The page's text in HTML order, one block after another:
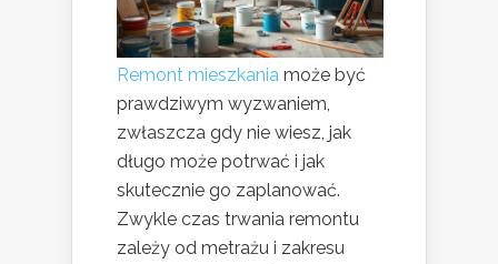
Remont mieszkania może być
prawdziwym wyzwaniem,
zwłaszcza gdy nie wiesz, jak
długo może potrwać i jak
skutecznie go zaplanować.
Zwykle czas trwania remontu
zależy od metrażu i zakresu